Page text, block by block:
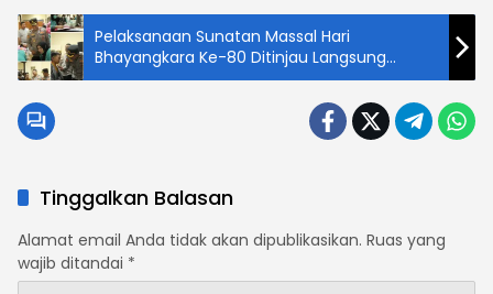
Pelaksanaan Sunatan Massal Hari
Bhayangkara Ke-80 Ditinjau Langsung
Wakapolres Kutim
Tinggalkan Balasan
Alamat email Anda tidak akan dipublikasikan. Ruas yang
wajib ditandai *